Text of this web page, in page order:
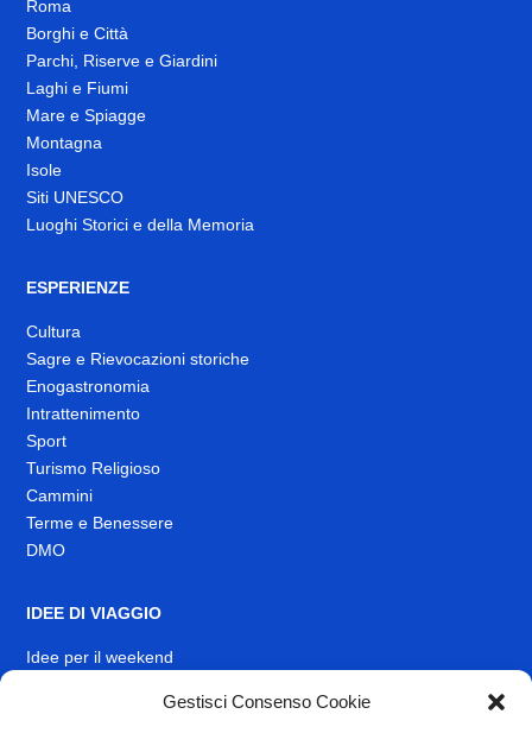
Gestisci Consenso Cookie
Roma
Borghi e Città
Parchi, Riserve e Giardini
Laghi e Fiumi
Mare e Spiagge
Montagna
Isole
Siti UNESCO
Luoghi Storici e della Memoria
ESPERIENZE
Cultura
Sagre e Rievocazioni storiche
Enogastronomia
Intrattenimento
Sport
Turismo Religioso
Cammini
Terme e Benessere
DMO
IDEE DI VIAGGIO
Idee per il weekend